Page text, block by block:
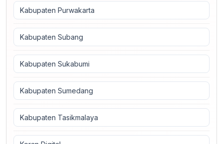
Kabupaten Purwakarta
Kabupaten Subang
Kabupaten Sukabumi
Kabupaten Sumedang
Kabupaten Tasikmalaya